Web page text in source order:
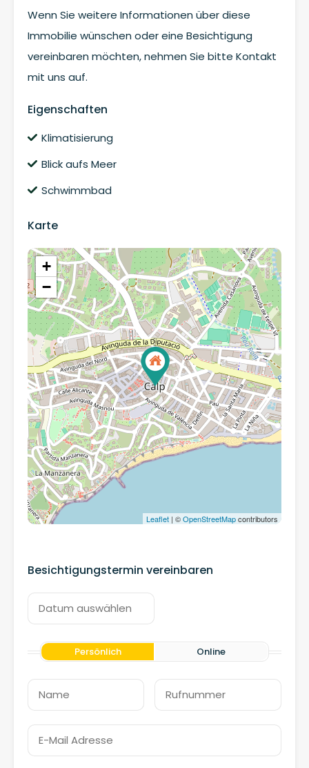
Wenn Sie weitere Informationen über diese
Immobilie wünschen oder eine Besichtigung
vereinbaren möchten, nehmen Sie bitte Kontakt
mit uns auf.
Eigenschaften
Klimatisierung
Blick aufs Meer
Schwimmbad
Karte
+
−
Leaflet | ©OpenStreetMapcontributors
Besichtigungstermin vereinbaren
Persönlich Online